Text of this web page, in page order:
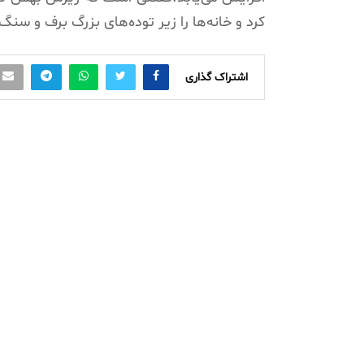
کرد و خانه‌ها را زیر توده‌های بزرگ برف و
اشتراک گذاری